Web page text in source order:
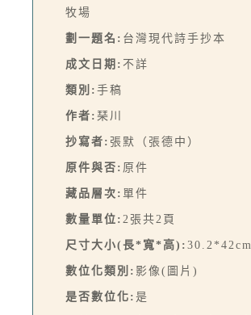
牧場
劃一題名: 台灣現代詩手抄本
成文日期: 不詳
類別: 手稿
作者: 琹川
抄寫者: 張默（張德中）
原件與否: 原件
藏品層次: 單件
數量單位: 2張共2頁
尺寸大小(長*寬*高): 30.2*42cm
數位化類別: 影像(圖片)
是否數位化: 是